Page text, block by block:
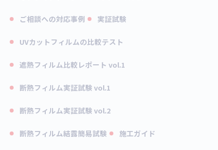
ご相談への対応事例 実証試験
UVカットフィルムの比較テスト
遮熱フィルム比較レポート vol.1
断熱フィルム実証試験 vol.1
断熱フィルム実証試験 vol.2
断熱フィルム結露簡易試験 施工ガイド